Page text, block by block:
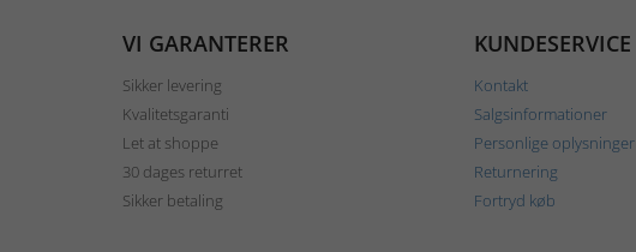
VI GARANTERER
Sikker levering
Kvalitetsgaranti
Let at shoppe
30 dages returret
Sikker betaling
KUNDESERVICE
Kontakt
Salgsinformationer
Personlige oplysninger
Returnering
Fortryd køb